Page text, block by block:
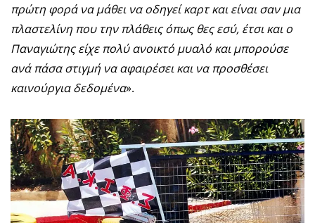
πρώτη φορά να μάθει να οδηγεί καρτ και είναι σαν μια
πλαστελίνη που την πλάθεις όπως θες εσύ, έτσι και ο
Παναγιώτης είχε πολύ ανοικτό μυαλό και μπορούσε
ανά πάσα στιγμή να αφαιρέσει και να προσθέσει
καινούργια δεδομένα».